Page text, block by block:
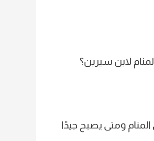
لابن سيرين؟
ومتى يصبح جيدًا